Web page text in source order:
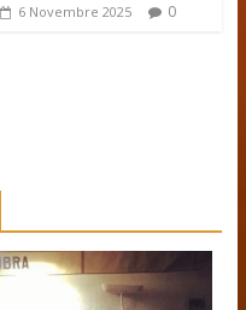
6 Novembre 2025 0